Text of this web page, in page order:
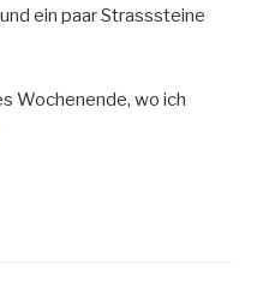
ein paar Strasssteine
Wochenende, wo ich